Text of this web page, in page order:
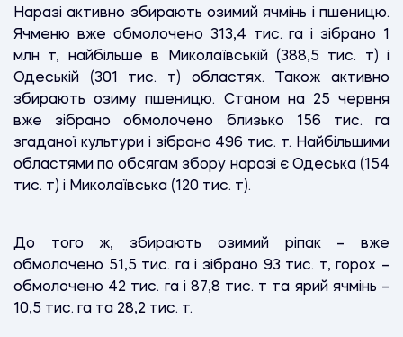
Наразі активно збирають озимий ячмінь і пшеницю.
Ячменю вже обмолочено 313,4 тис. га і зібрано 1
млн т, найбільше в Миколаївській (388,5 тис. т) і
Одеській (301 тис. т) областях. Також активно
збирають озиму пшеницю. Станом на 25 червня
вже зібрано обмолочено близько 156 тис. га
згаданої культури і зібрано 496 тис. т. Найбільшими
областями по обсягам збору наразі є Одеська (154
тис. т) і Миколаївська (120 тис. т).
До того ж, збирають озимий ріпак – вже
обмолочено 51,5 тис. га і зібрано 93 тис. т, горох –
обмолочено 42 тис. га і 87,8 тис. т та ярий ячмінь –
10,5 тис. га та 28,2 тис. т.